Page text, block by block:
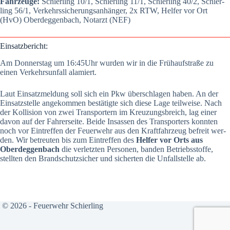
ling 56/1, Ver­kehrs­si­che­rungs­an­hän­ger, 2x RTW, Hel­fer vor Ort
(HvO) Oberdeg­gen­bach, Not­arzt (NEF)
Ein­satz­be­richt:
Am Don­ners­tag um 16:45Uhr wur­den wir in die Früh­auf­stra­ße zu
einen Ver­kehrs­un­fall ala­mi­ert.
Laut Ein­satz­mel­dung soll sich ein Pkw über­schla­gen haben. An der
Ein­satz­stel­le ange­kom­men bestä­tig­te sich die­se Lage teil­wei­se. Nach
der Kol­li­si­on von zwei Trans­por­tern im Kreu­zungs­b­reich, lag einer
davon auf der Fah­rer­sei­te. Bei­de Insas­sen des Trans­por­ters konn­ten
noch vor Ein­tref­fen der Feu­er­wehr aus den Kraft­fahr­zeug befreit wer­
den. Wir betreu­ten bis zum Ein­tref­fen des Hel­fer vor Orts aus
Oberdeg­gen­bach die ver­letz­ten Per­so­nen, ban­den Betriebs­stof­fe,
stell­ten den Brand­schutz­si­cher und sicher­ten die Unfall­stel­le ab.
© 2026 - Feuerwehr Schierling